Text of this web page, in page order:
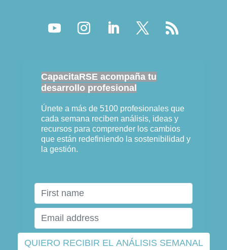
CapacitaRSE acompaña tu
desarrollo profesional
Únete a más de 5100 profesionales que
cada semana reciben análisis, ideas y
recursos para comprender los cambios
que están redefiniendo la sostenibilidad y
la gestión.